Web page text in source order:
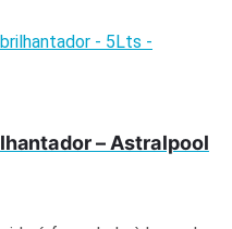
– Astralpool